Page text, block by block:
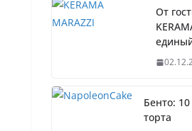
От
Бенто:
торта